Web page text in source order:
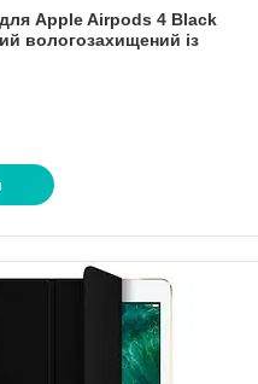
Apple Airpods 4 Black
вологозахищений із